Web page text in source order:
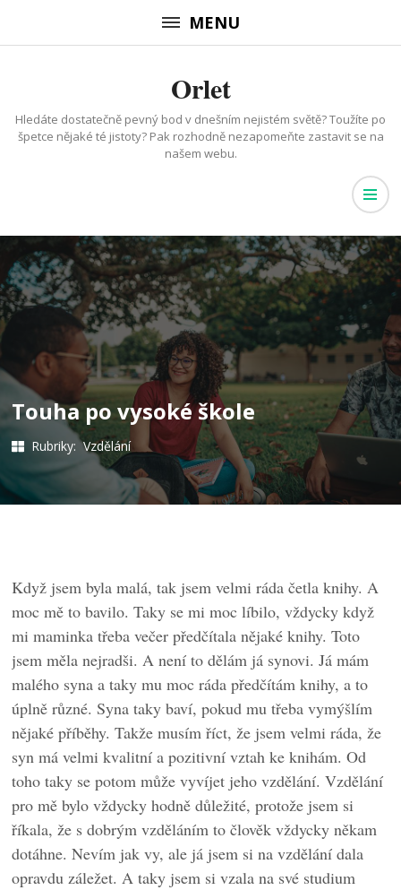
na
Enter)
MENU
Orlet
Hledáte dostatečně pevný bod v dnešním nejistém světě? Toužíte po
špetce nějaké té jistoty? Pak rozhodně nezapomeňte zastavit se na
našem webu.
Touha po vysoké škole
Rubriky: Vzdělání
Když jsem byla malá, tak jsem velmi ráda četla knihy. A
moc mě to bavilo. Taky se mi moc líbilo, vždycky když
mi maminka třeba večer předčítala nějaké knihy. Toto
jsem měla nejradši. A není to dělám já synovi. Já mám
malého syna a taky mu moc ráda předčítám knihy, a to
úplně různé. Syna taky baví, pokud mu třeba vymýšlím
nějaké příběhy. Takže musím říct, že jsem velmi ráda, že
syn má velmi kvalitní a pozitivní vztah ke knihám. Od
toho taky se potom může vyvíjet jeho vzdělání. Vzdělání
pro mě bylo vždycky hodně důležité, protože jsem si
říkala, že s dobrým vzděláním to člověk vždycky někam
dotáhne. Nevím jak vy, ale já jsem si na vzdělání dala
opravdu záležet. A taky jsem si vzala na své studium